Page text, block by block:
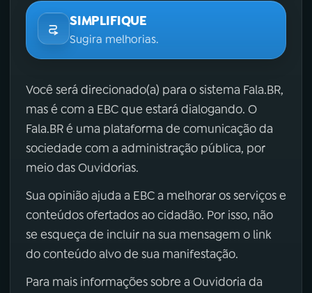
SIMPLIFIQUE
Sugira melhorias.
Você será direcionado(a) para o sistema Fala.BR,
mas é com a EBC que estará dialogando. O
Fala.BR é uma plataforma de comunicação da
sociedade com a administração pública, por
meio das Ouvidorias.
Sua opinião ajuda a EBC a melhorar os serviços e
conteúdos ofertados ao cidadão. Por isso, não
se esqueça de incluir na sua mensagem o link
do conteúdo alvo de sua manifestação.
Para mais informações sobre a Ouvidoria da